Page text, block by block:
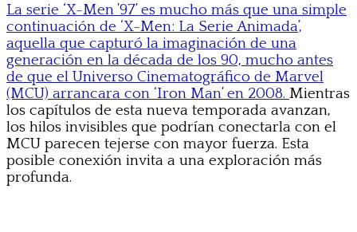
La serie ‘X-Men ’97’ es mucho más que una simple
continuación de ‘X-Men: La Serie Animada’,
aquella que capturó la imaginación de una
generación en la década de los 90, mucho antes
de que el Universo Cinematográfico de Marvel
(MCU) arrancara con ‘Iron Man’ en 2008. Mientras
los capítulos de esta nueva temporada avanzan,
los hilos invisibles que podrían conectarla con el
MCU parecen tejerse con mayor fuerza. Esta
posible conexión invita a una exploración más
profunda.